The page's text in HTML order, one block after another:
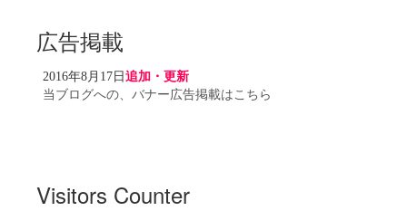
広告掲載
2016年8月17日追加・更新
当ブログへの、バナー広告掲載はこちら
Visitors Counter